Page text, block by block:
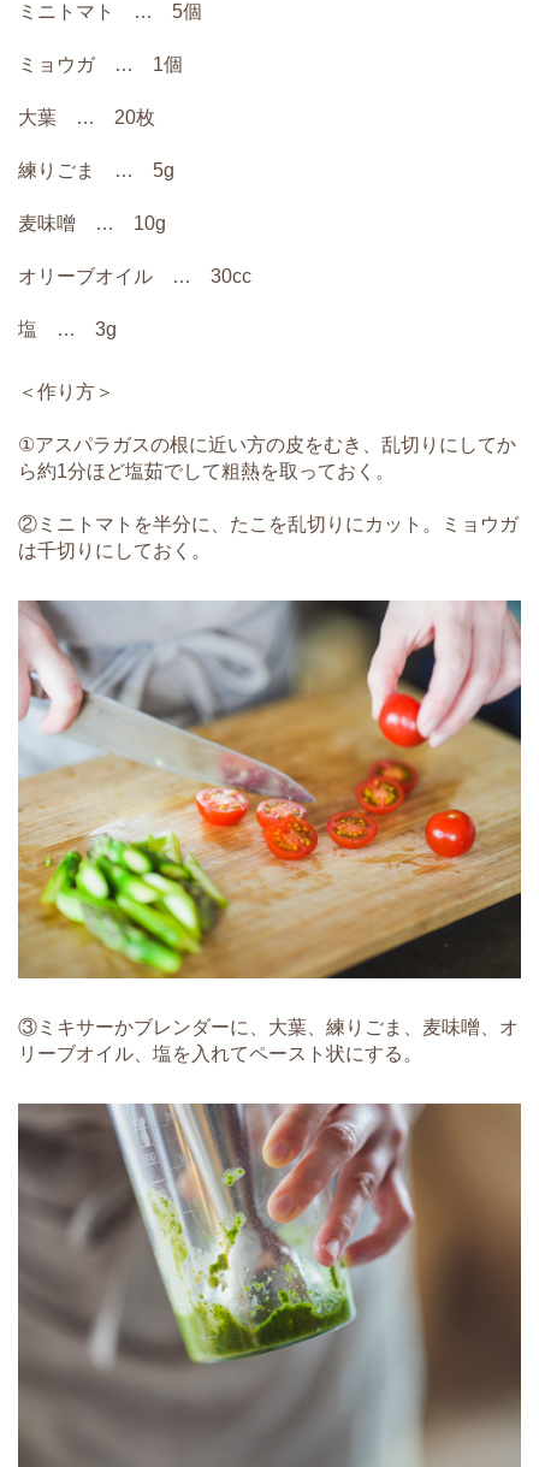
ミニトマト … 5個
ミョウガ … 1個
大葉 … 20枚
練りごま … 5g
麦味噌 … 10g
オリーブオイル … 30cc
塩 … 3g
＜作り方＞
①アスパラガスの根に近い方の皮をむき、乱切りにしてか
ら約1分ほど塩茹でして粗熱を取っておく。
②ミニトマトを半分に、たこを乱切りにカット。ミョウガ
は千切りにしておく。
③ミキサーかブレンダーに、大葉、練りごま、麦味噌、オ
リーブオイル、塩を入れてペースト状にする。